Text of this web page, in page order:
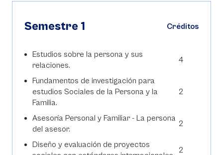
Semestre 1 Créditos
Estudios sobre la persona y sus
relaciones.
4
Fundamentos de investigación para
estudios Sociales de la Persona y la
Familia.
2
Asesoría Personal y Familiar - La persona
del asesor.
2
Diseño y evaluación de proyectos
2